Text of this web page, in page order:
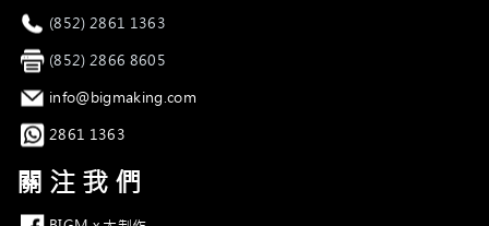
電話 (852) 2861 1363
傳真 (852) 2866 8605
電郵 info@bigmaking.com
Whatsapp
2861 1363
關注我們